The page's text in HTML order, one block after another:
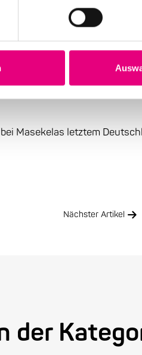
zu Beginn des Jahres.
diesen großartigen Musiker
weit über ein
Masekelas letztem
Nächster Artikel
der